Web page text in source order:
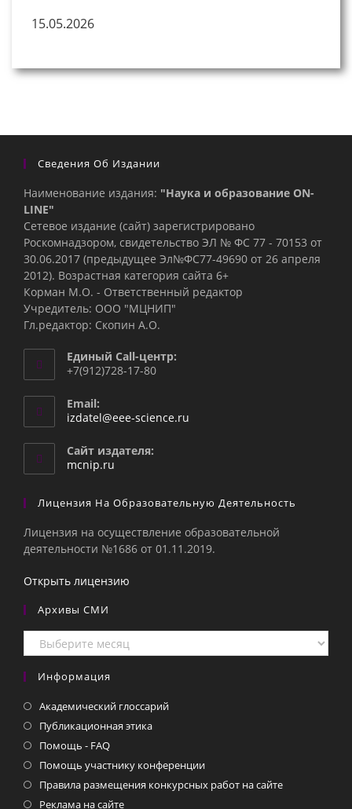
15.05.2026
Сведения Об Издании
Наименование издания: "Наука и образование ON-
LINE"
Сетевое издание (сайт) зарегистрировано
Роскомнадзором, свидетельство ЭЛ № ФС 77 - 70153 от
30.06.2017 (предыдущее Эл№ФC77-49690 от 26 апреля
2012). Возрастная категория сайта 6+
Корман М.О. - Ответственный редактор
Учредитель: ООО "МЦНИП"
Гл.редактор: Скопин А.О.
Единый Call-центр:
+7(912)728-17-80
Email:
izdatel@eee-science.ru
Сайт издателя:
mcnip.ru
Лицензия На Образовательную Деятельность
Лицензия на осуществление образовательной
деятельности №1686 от 01.11.2019.
Открыть лицензию
Архивы СМИ
Архивы
СМИ
Информация
Академический глоссарий
Публикационная этика
Помощь - FAQ
Помощь участнику конференции
Правила размещения конкурсных работ на сайте
Реклама на сайте